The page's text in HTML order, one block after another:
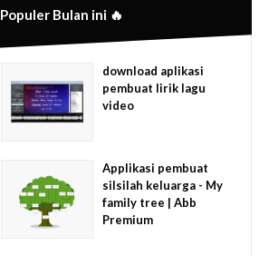
Populer Bulan ini 🔥
download aplikasi
pembuat lirik lagu
video
Applikasi pembuat
silsilah keluarga - My
family tree | Abb
Premium